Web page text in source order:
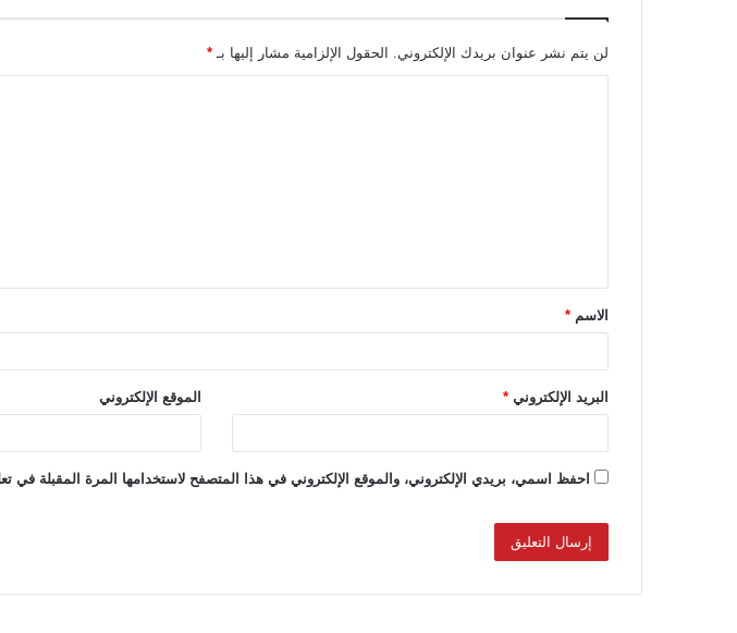
لن يتم نشر عنوان بريدك الإلكتروني. الحقول الإلزامية مشار إليها بـ *
ق
*الاسم *
البريد الإلكتروني * الموقع الإلكتروني
احفظ اسمي، بريدي الإلكتروني، والموقع الإلكتروني في هذا المتصفح لاستخدامها المرة المقبلة في